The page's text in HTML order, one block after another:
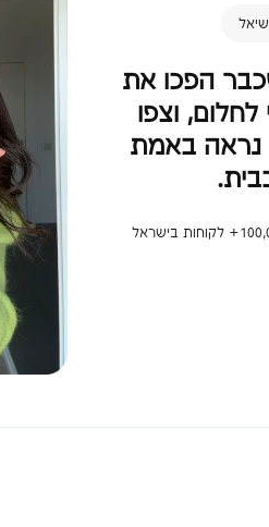
הפכו את
וצפו
איך FLYBYFLY נראה באמת